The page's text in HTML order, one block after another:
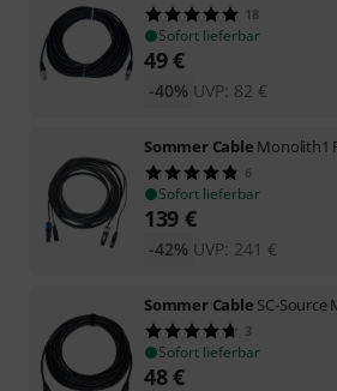
18
Sofort lieferbar
49€
UVP: 82 €
-40%
Sommer Cable Monolith1
6
Sofort lieferbar
139 €
UVP: 241 €
-42%
Sommer Cable SC-Source
3
Sofort lieferbar
48€